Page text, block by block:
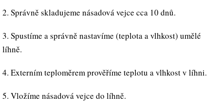
2. Správně skladujeme násadová vejce cca 10 dnů.
3. Spustíme a správně nastavíme (teplota a vlhkost) umělé
líhně.
4. Externím teploměrem prověříme teplotu a vlhkost v líhni.
5. Vložíme násadová vejce do líhně.